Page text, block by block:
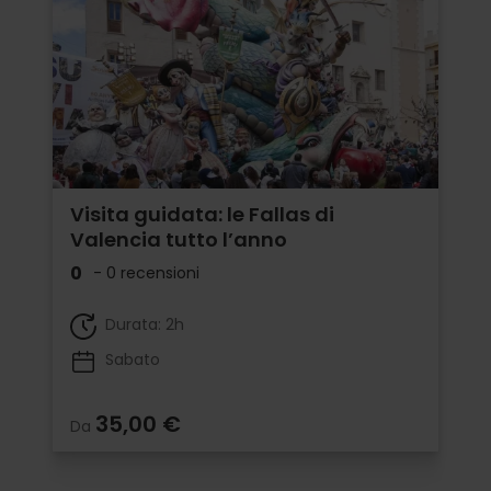
Visita guidata: le Fallas di
Valencia tutto l’anno
0 - 0 recensioni
Durata: 2h
Sabato
Da 35,00 €